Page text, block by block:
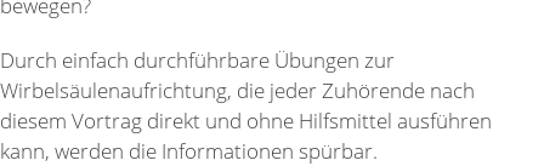
Durch einfach durchführbare Übungen zur
Wirbelsäulenaufrichtung, die jeder Zuhörende nach
diesem Vortrag direkt und ohne Hilfsmittel ausführen
kann, werden die Informationen spürbar.